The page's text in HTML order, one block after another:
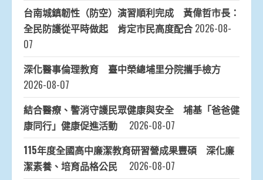
台南城鎮韌性（防空）演習順利完成 黃偉哲市長：
全民防護從平時做起 肯定市民高度配合 2026-08-
07
深化醫事倫理教育 臺中榮總埔里分院攜手檢方
2026-08-07
結合醫療、警消守護民眾健康與安全 埔基「爸爸健
康同行」健康促進活動
2026-08-07
115年度全國高中廉潔教育研習營成果豐碩 深化廉
潔素養、培育品格公民
2026-08-07